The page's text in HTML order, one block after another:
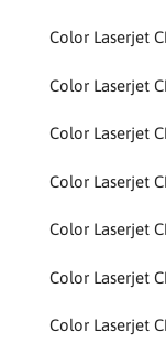
Color Laserjet
Color Laserjet
Color Laserjet
Color Laserjet
Color Laserjet
Color Laserjet
Color Laserjet